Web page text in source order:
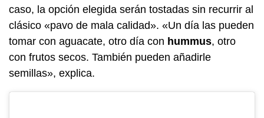
caso, la opción elegida serán tostadas sin recurrir al
clásico «pavo de mala calidad». «Un día las pueden
tomar con aguacate, otro día con hummus, otro
con frutos secos. También pueden añadirle
semillas», explica.